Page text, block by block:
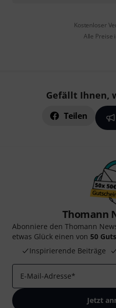
Kostenloser
Alle Preise
Gefällt Ihnen,
Teilen
Thomann
Abonniere den Thomann
etwas Glück einen von 50
Inspirierende Beiträge
E-Mail-Adresse*
Jetzt